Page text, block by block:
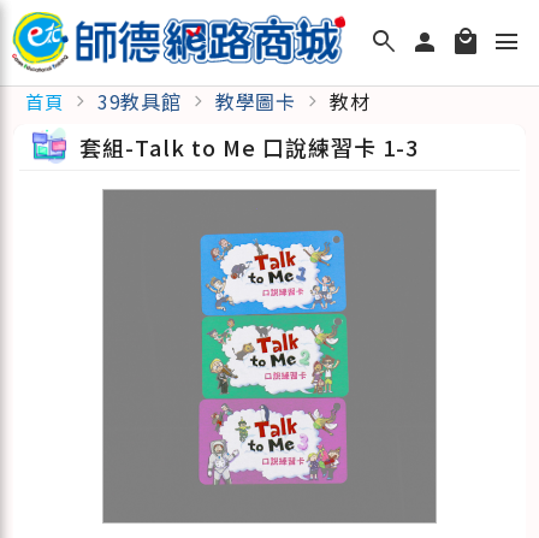
search person local_mall menu
首頁 chevron_right 39教具館 chevron_right 教學圖卡 chevron_right 教材
套組-Talk to Me 口說練習卡 1-3